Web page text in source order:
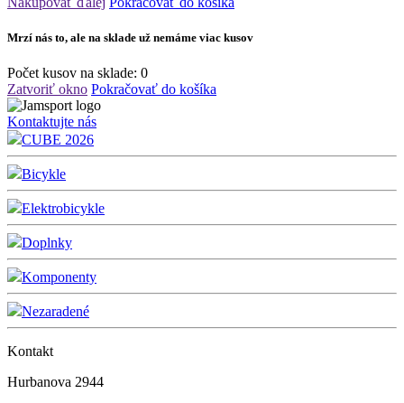
Mrzí nás to, ale na sklade už nemáme viac kusov
Počet kusov na sklade: 0
Zatvoriť okno Pokračovať do košíka
Kontaktujte nás
CUBE 2026
Bicykle
Elektrobicykle
Doplnky
Komponenty
Nezaradené
Kontakt
Hurbanova 2944